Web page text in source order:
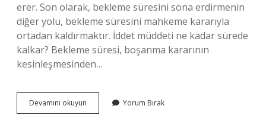
erer. Son olarak, bekleme süresini sona erdirmenin
diğer yolu, bekleme süresini mahkeme kararıyla
ortadan kaldırmaktır. İddet müddeti ne kadar sürede
kalkar? Bekleme süresi, boşanma kararının
kesinleşmesinden…
Devamını okuyun
Süresi
Yorum Bırak